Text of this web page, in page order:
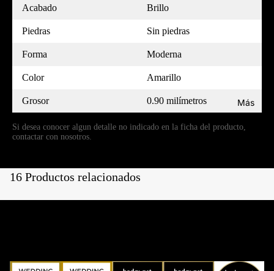
Más
Acabado Brillo
Piedras Sin piedras
Forma Moderna
Color Amarillo
Grosor 0.90 milímetros
Si desea conocer algun detalle no indicado en la ficha del producto,
contactar con nosotros.
16 Productos relacionados